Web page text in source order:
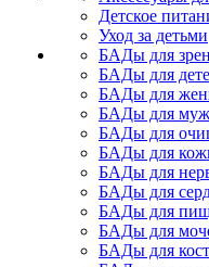
Детское
Уход за детьми
БАДы для
БАДы для
БАДы для
БАДы для
БАДы для
БАДы для
БАДы для
БАДы для
БАДы для
БАДы для
БАДы для